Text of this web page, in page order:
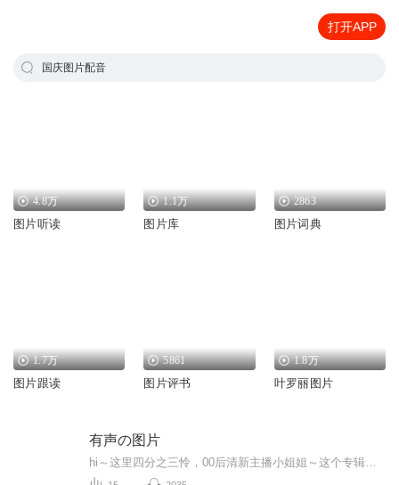
打开APP
国庆图片配音
4.8万
图片听读
1.1万
图片库
2863
图片词典
1.7万
图片跟读
5861
图片评书
1.8万
叶罗丽图片
有声の图片